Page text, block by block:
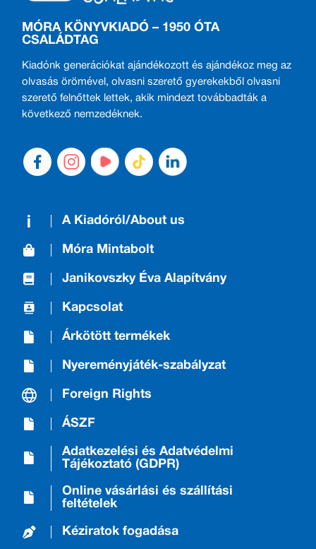
MÓRA KÖNYVKIADÓ – 1950 ÓTA
CSALÁDTAG
Kiadónk generációkat ajándékozott és ajándékoz meg az
olvasás örömével, olvasni szerető gyerekekből olvasni
szerető felnőttek lettek, akik mindezt továbbadták a
következő nemzedéknek.
A Kiadóról/About us
Móra Mintabolt
Janikovszky Éva Alapítvány
Kapcsolat
Árkötött termékek
Nyereményjáték-szabályzat
Foreign Rights
ÁSZF
Adatkezelési és Adatvédelmi
Tájékoztató (GDPR)
Online vásárlási és szállítási
feltételek
Kéziratok fogadása